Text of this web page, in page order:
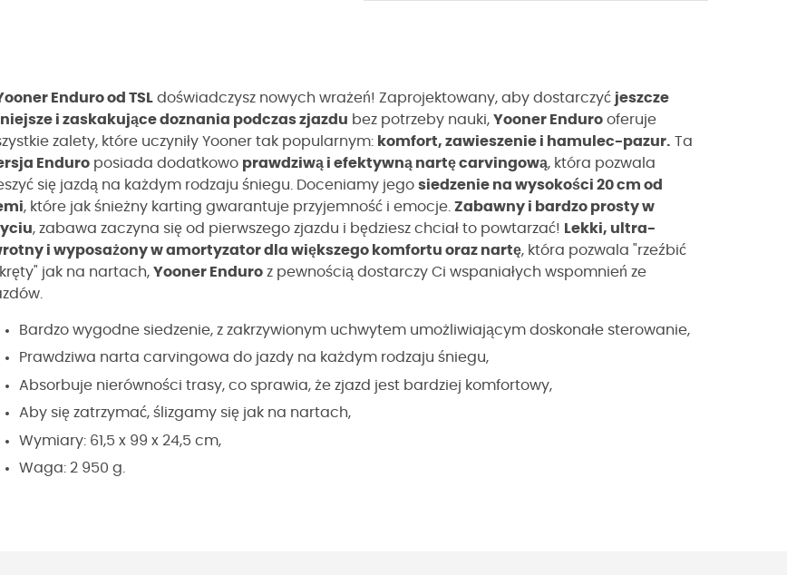
Enduro od TSL doświadczysz nowych wrażeń! Zaprojektowany, aby dostarczyć jeszcze
i zaskakujące doznania podczas zjazdu bez potrzeby nauki, Yooner Enduro oferuje
zalety, które uczyniły Yooner tak popularnym: komfort, zawieszenie i hamulec-pazur. Ta
Enduro posiada dodatkowo prawdziwą i efektywną nartę carvingową, która pozwala
się jazdą na każdym rodzaju śniegu. Doceniamy jego siedzenie na wysokości 20 cm od
, które jak śnieżny karting gwarantuje przyjemność i emocje. Zabawny i bardzo prosty w
, zabawa zaczyna się od pierwszego zjazdu i będziesz chciał to powtarzać! Lekki, ultra-
i wyposażony w amortyzator dla większego komfortu oraz nartę, która pozwala "rzeźbić
jak na nartach, Yooner Enduro z pewnością dostarczy Ci wspaniałych wspomnień ze
Bardzo wygodne siedzenie, z zakrzywionym uchwytem umożliwiającym doskonałe sterowanie,
Prawdziwa narta carvingowa do jazdy na każdym rodzaju śniegu,
Absorbuje nierówności trasy, co sprawia, że zjazd jest bardziej komfortowy,
Aby się zatrzymać, ślizgamy się jak na nartach,
Wymiary: 61,5 x 99 x 24,5 cm,
Waga: 2 950 g.